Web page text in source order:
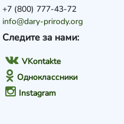
Следите за нами:
VKontakte
Одноклассники
Instagram
+7 (800) 777-43-72
info@dary-prirody.org